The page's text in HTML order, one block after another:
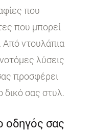
που
που μπορεί
ντουλάπια
λύσεις
προσφέρει
δικό σας στυλ.
οδηγός σας